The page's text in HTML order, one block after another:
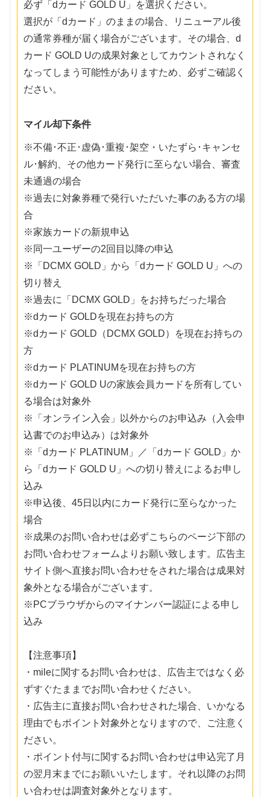
必ず「dカード GOLD U」を選択ください。
選択が「dカード」のままの場合、リニューアル後
の通常券種が届く場合がございます。その場合、d
カード GOLD Uの成果対象としてカウントされなく
なってしまう可能性がありますため、必ずご確認く
ださい。
マイル却下条件
※不備･不正･虚偽･重複･架空・いたずら･キャンセ
ル･解約、その他カード発行に至らない場合、審査
未通過の場合
※過去に対象券種で発行いただいた事のある方の場
合
※家族カードの新規申込
※同一ユーザーの2回目以降の申込
※「DCMX GOLD」から「dカード GOLD U」への
切り替え
※過去に「DCMX GOLD」をお持ちだった場合
※dカード GOLDを現在お持ちの方
※dカード GOLD（DCMX GOLD）を現在お持ちの
方
※dカード PLATINUMを現在お持ちの方
※dカード GOLD Uの家族会員カードを所有してい
る場合は対象外
※「オンライン入会」以外からのお申込み（入会申
込書でのお申込み）は対象外
※「dカード PLATINUM」／「dカード GOLD」か
ら「dカード GOLD U」への切り替えによるお申し
込み
※申込後、45日以内にカード発行に至らなかった
場合
※成果のお問い合わせは必ずこちらのページ下部の
お問い合わせフォームよりお願い致します。広告主
サイト側へ直接お問い合わせをされた場合は成果対
象外となる場合がございます。
※PCブラウザからのマイナンバー認証による申し
込み
【注意事項】
・mileに関するお問い合わせは、広告主ではなく必
ずすぐたままでお問い合わせください。
・広告主に直接お問い合わせされた場合、いかなる
理由でもポイント対象外となりますので、ご注意く
ださい。
・ポイント付与に関するお問い合わせは申込完了月
の翌月末までにお願いいたします。それ以降のお問
い合わせは調査対象外となります。